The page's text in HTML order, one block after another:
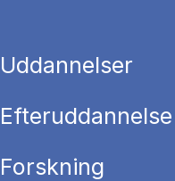
Uddannelser
Efteruddannelse
Forskning